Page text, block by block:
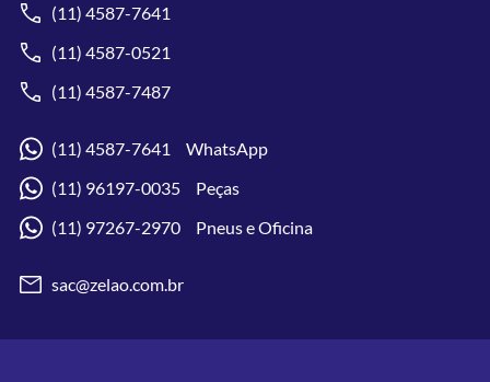
(11) 4587-7641
(11) 4587-0521
(11) 4587-7487
(11) 4587-7641 WhatsApp
(11) 96197-0035 Peças
(11) 97267-2970 Pneus e Oficina
sac@zelao.com.br